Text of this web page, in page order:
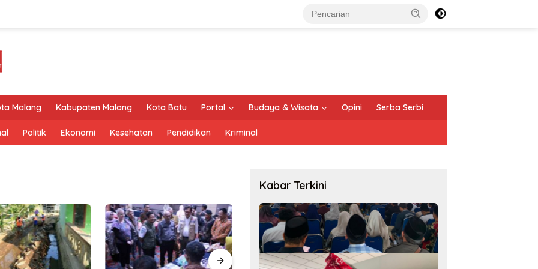
Malang Kabupaten Malang Kota Batu Portal Budaya & Wisata Opini Serba Serbi
Politik Ekonomi Kesehatan Pendidikan Kriminal
Kabar Terkini